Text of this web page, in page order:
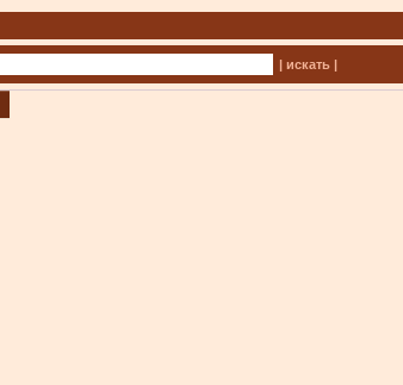
| искать |